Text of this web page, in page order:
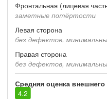
Фронтальная (лицевая
заметные потёртости
Левая сторона
без дефектов,
Правая сторона
без дефектов,
Средняя оценка
4.2